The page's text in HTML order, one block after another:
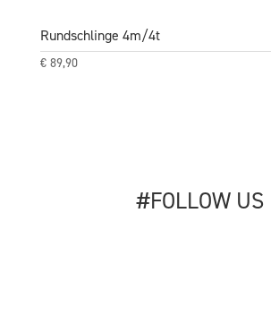
Rundschlinge 4m/4t
€89,90
#FOLLOW US